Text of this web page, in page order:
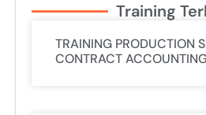
Training
TRAINING PRODUCTION
CONTRACT